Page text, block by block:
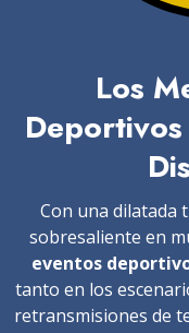
Los
Con una dilatada
sobresaliente en
eventos
tanto en los
retransmisiones de